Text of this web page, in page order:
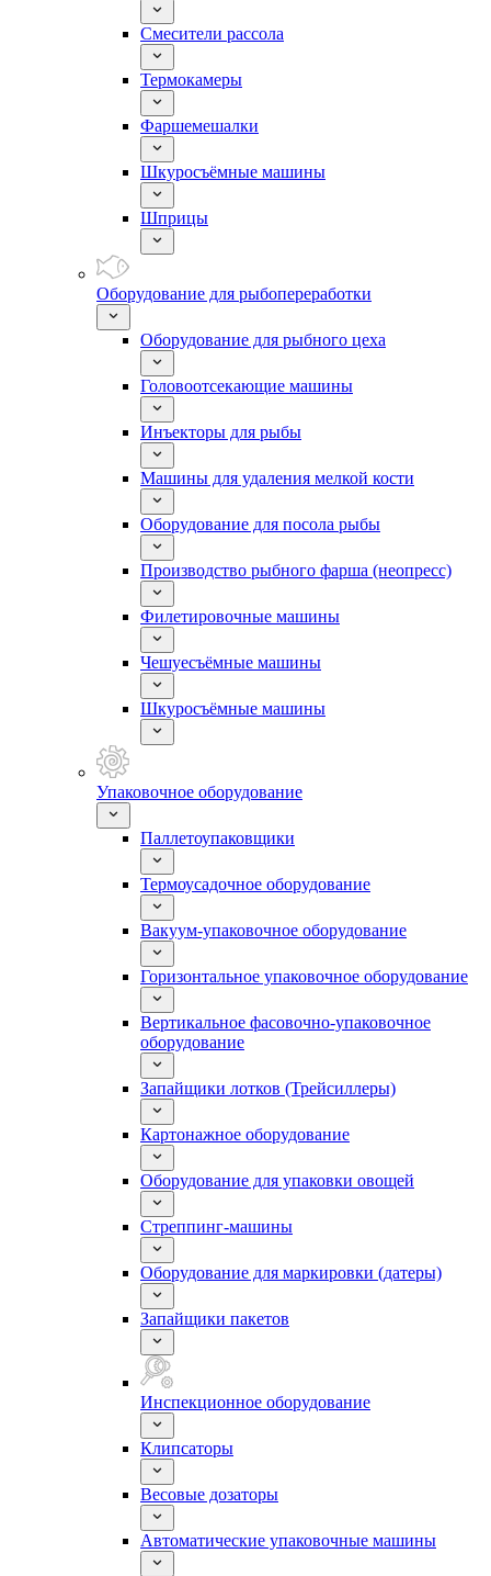
Смесители рассола
Термокамеры
Фаршемешалки
Шкуросъёмные машины
Шприцы
Оборудование для рыбопереработки
Оборудование для рыбного цеха
Головоотсекающие машины
Инъекторы для рыбы
Машины для удаления мелкой кости
Оборудование для посола рыбы
Производство рыбного фарша (неопресс)
Филетировочные машины
Чешуесъёмные машины
Шкуросъёмные машины
Упаковочное оборудование
Паллетоупаковщики
Термоусадочное оборудование
Вакуум-упаковочное оборудование
Горизонтальное упаковочное оборудование
Вертикальное фасовочно-упаковочное
оборудование
Запайщики лотков (Трейсиллеры)
Картонажное оборудование
Оборудование для упаковки овощей
Стреппинг-машины
Оборудование для маркировки (датеры)
Запайщики пакетов
Инспекционное оборудование
Клипсаторы
Весовые дозаторы
Автоматические упаковочные машины